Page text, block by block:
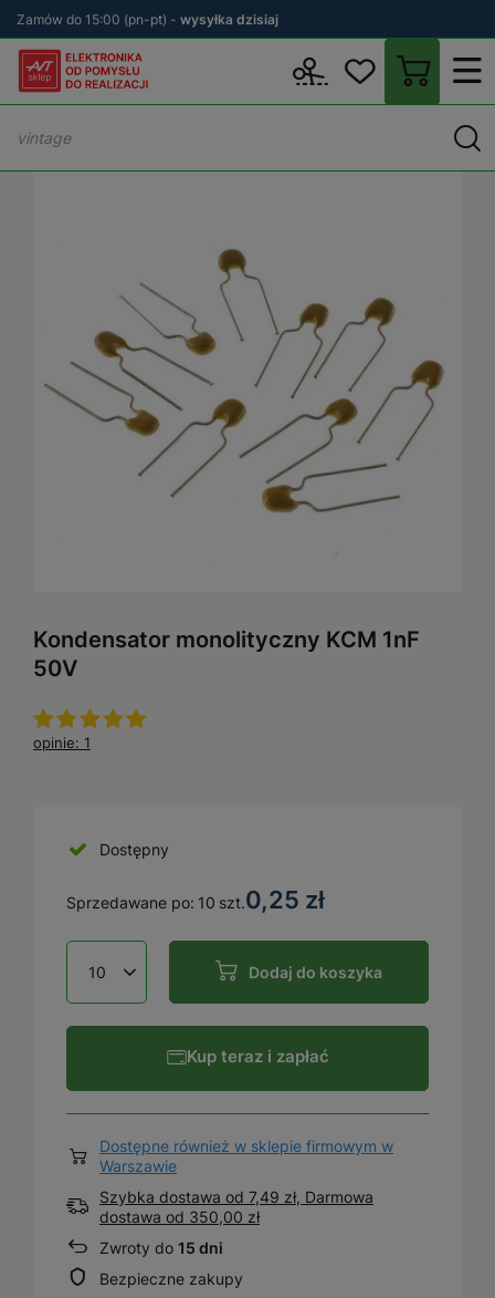
Zamów do 15:00 (pn-pt) - wysyłka dzisiaj
Kondensator monolityczny KCM 1nF
50V
opinie: 1
Dostępny
0,25 zł
Sprzedawane po: 10 szt.
Dodaj do koszyka
Kup teraz i zapłać
Dostępne również w sklepie firmowym w
Warszawie
Szybka dostawa od 7,49 zł, Darmowa
dostawa od 350,00 zł
Zwroty do 15 dni
Bezpieczne zakupy